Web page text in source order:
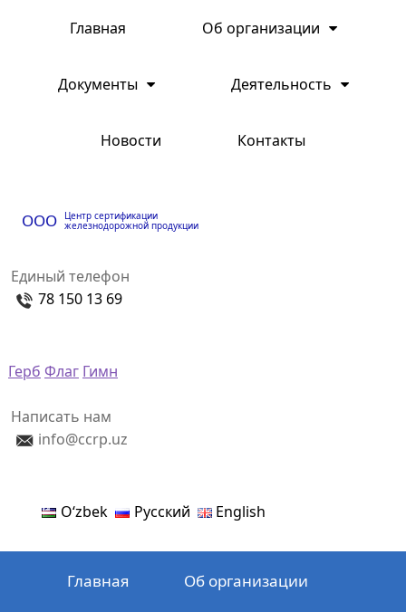
Главная Об организации
Документы Деятельность
Новости Контакты
ООО Центр сертификации
железнодорожной продукции
Единый телефон
78 150 13 69
Герб Флаг Гимн
Написать нам
info@ccrp.uz
Oʻzbek Русский English
Главная Об организации